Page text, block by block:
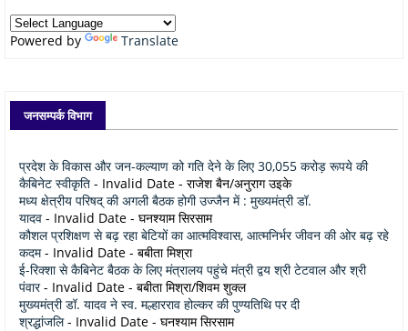
Powered by Translate
जनसम्पर्क विभाग
प्रदेश के विकास और जन-कल्याण को गति देने के लिए 30,055 करोड़ रूपये की
कैबिनेट स्वीकृति - Invalid Date - राजेश बैन/अनुराग उइके
मध्य क्षेत्रीय परिषद् की अगली बैठक होगी उज्जैन में : मुख्यमंत्री डॉ.
यादव - Invalid Date - घनश्याम सिरसाम
कौशल प्रशिक्षण से बढ़ रहा बेटियों का आत्मविश्वास, आत्मनिर्भर जीवन की ओर बढ़ रहे
कदम- Invalid Date - बबीता मिश्रा
ई-रिक्शा से कैबिनेट बैठक के लिए मंत्रालय पहुंचे मंत्री द्वय श्री टेटवाल और श्री
पंवार- Invalid Date - बबीता मिश्रा/शिवम शुक्ल
मुख्यमंत्री डॉ. यादव ने स्व. मल्हारराव होल्कर की पुण्यतिथि पर दी
श्रद्धांजलि- Invalid Date - घनश्याम सिरसाम